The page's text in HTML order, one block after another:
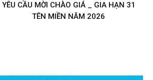
YÊU CẦU MỜI CHÀO GIÁ _ GIA HẠN 31
TÊN MIỀN NĂM 2026